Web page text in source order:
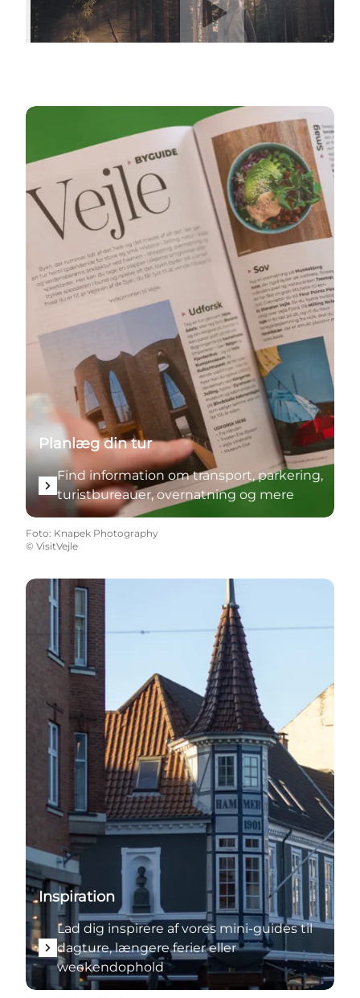
Find information om transport, parkering,
Planlæg din tur
Find information om transport, parkering,
turistbureauer, overnatning og mere
Foto: Knapek Photography
© VisitVejle
Lad dig inspirere af vores mini-guides til dagture,
Inspiration
Lad dig inspirere af vores mini-guides til
dagture, længere ferier eller
weekendophold